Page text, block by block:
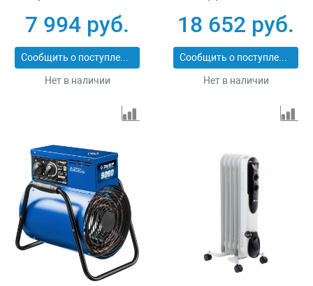
цифровой термостат
Denzel 98120
7 994 руб.
Сообщить о поступлении
Нет в наличии
18 652 руб.
Сообщить о поступлении
Нет в наличии